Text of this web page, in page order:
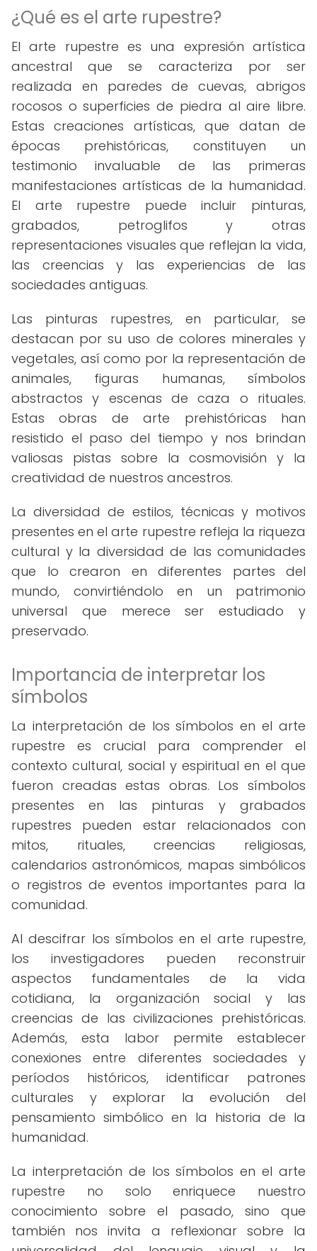
¿Qué es el arte rupestre?
El arte rupestre es una expresión artística
ancestral que se caracteriza por ser
realizada en paredes de cuevas, abrigos
rocosos o superficies de piedra al aire libre.
Estas creaciones artísticas, que datan de
épocas prehistóricas, constituyen un
testimonio invaluable de las primeras
manifestaciones artísticas de la humanidad.
El arte rupestre puede incluir pinturas,
grabados, petroglifos y otras
representaciones visuales que reflejan la vida,
las creencias y las experiencias de las
sociedades antiguas.
Las pinturas rupestres, en particular, se
destacan por su uso de colores minerales y
vegetales, así como por la representación de
animales, figuras humanas, símbolos
abstractos y escenas de caza o rituales.
Estas obras de arte prehistóricas han
resistido el paso del tiempo y nos brindan
valiosas pistas sobre la cosmovisión y la
creatividad de nuestros ancestros.
La diversidad de estilos, técnicas y motivos
presentes en el arte rupestre refleja la riqueza
cultural y la diversidad de las comunidades
que lo crearon en diferentes partes del
mundo, convirtiéndolo en un patrimonio
universal que merece ser estudiado y
preservado.
Importancia de interpretar los
símbolos
La interpretación de los símbolos en el arte
rupestre es crucial para comprender el
contexto cultural, social y espiritual en el que
fueron creadas estas obras. Los símbolos
presentes en las pinturas y grabados
rupestres pueden estar relacionados con
mitos, rituales, creencias religiosas,
calendarios astronómicos, mapas simbólicos
o registros de eventos importantes para la
comunidad.
Al descifrar los símbolos en el arte rupestre,
los investigadores pueden reconstruir
aspectos fundamentales de la vida
cotidiana, la organización social y las
creencias de las civilizaciones prehistóricas.
Además, esta labor permite establecer
conexiones entre diferentes sociedades y
períodos históricos, identificar patrones
culturales y explorar la evolución del
pensamiento simbólico en la historia de la
humanidad.
La interpretación de los símbolos en el arte
rupestre no solo enriquece nuestro
conocimiento sobre el pasado, sino que
también nos invita a reflexionar sobre la